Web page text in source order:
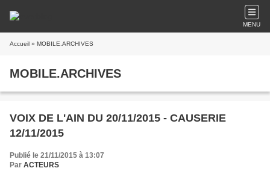
MENU
Accueil » MOBILE.ARCHIVES
MOBILE.ARCHIVES
VOIX DE L'AIN DU 20/11/2015 - CAUSERIE
12/11/2015
Publié le 21/11/2015 à 13:07
Par ACTEURS